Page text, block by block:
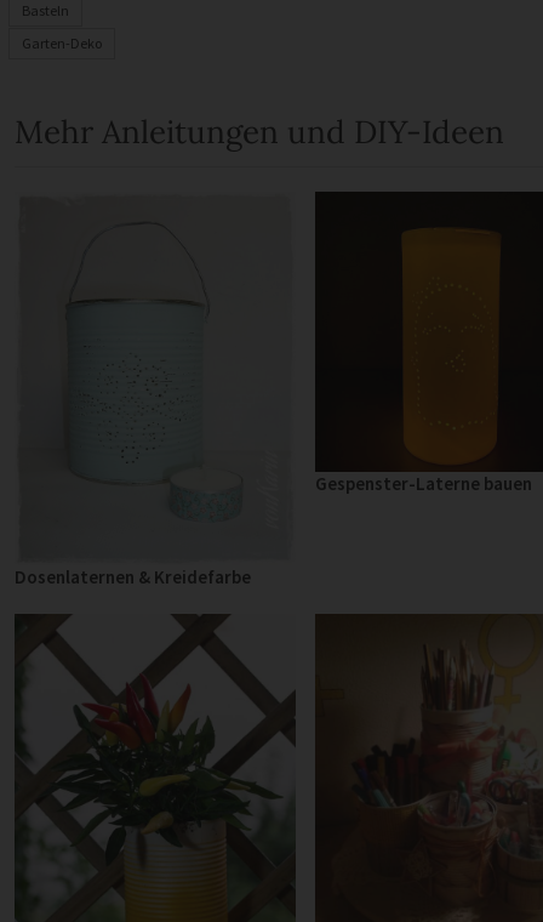
Basteln
Garten-Deko
Mehr Anleitungen und DIY-Ideen
Dosenlaternen & Kreidefarbe
Gespenster-Laterne bauen